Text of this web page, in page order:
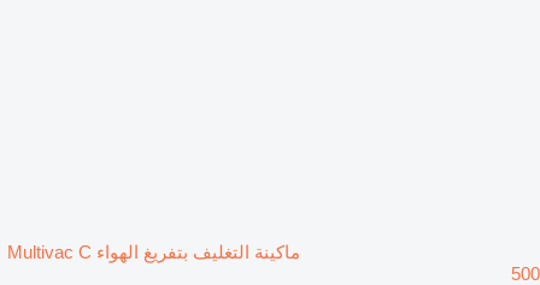
ماكينة التغليف بتفريغ الهواء Multivac C
500